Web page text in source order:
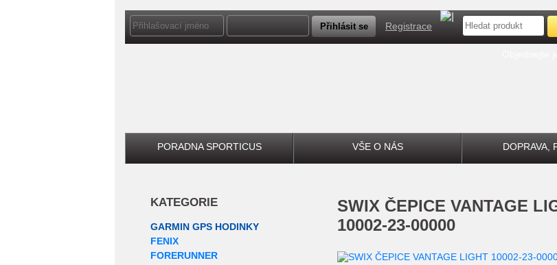
Registrace
PORADNA SPORTICUS VŠE O NÁS DOPRAVA,
KATEGORIE
GARMIN GPS HODINKY
FENIX
FORERUNNER
SWIX ČEPICE VANTAGE
10002-23-00000